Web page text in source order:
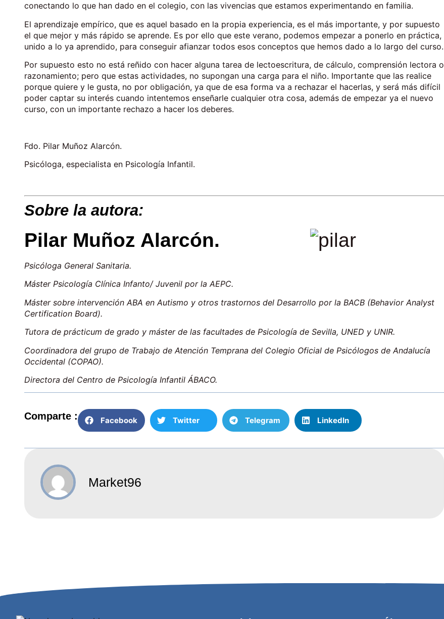
conectando lo que han dado en el colegio, con las vivencias que estamos experimentando en familia.
El aprendizaje empírico, que es aquel basado en la propia experiencia, es el más importante, y por supuesto
el que mejor y más rápido se aprende. Es por ello que este verano, podemos empezar a ponerlo en práctica,
unido a lo ya aprendido, para conseguir afianzar todos esos conceptos que hemos dado a lo largo del curso.
Por supuesto esto no está reñido con hacer alguna tarea de lectoescritura, de cálculo, comprensión lectora o
razonamiento; pero que estas actividades, no supongan una carga para el niño. Importante que las realice
porque quiere y le gusta, no por obligación, ya que de esa forma va a rechazar el hacerlas, y será más difícil
poder captar su interés cuando intentemos enseñarle cualquier otra cosa, además de empezar ya el nuevo
curso, con un importante rechazo a hacer los deberes.
Fdo. Pilar Muñoz Alarcón.
Psicóloga, especialista en Psicología Infantil.
Sobre la autora:
Pilar Muñoz Alarcón.
Psicóloga General Sanitaria.
Máster Psicología Clínica Infanto/ Juvenil por la AEPC.
Máster sobre intervención ABA en Autismo y otros trastornos del Desarrollo por la BACB (Behavior Analyst
Certification Board).
Tutora de prácticum de grado y máster de las facultades de Psicología de Sevilla, UNED y UNIR.
Coordinadora del grupo de Trabajo de Atención Temprana del Colegio Oficial de Psicólogos de Andalucía
Occidental (COPAO).
Directora del Centro de Psicología Infantil ÁBACO.
Comparte : Facebook Twitter Telegram LinkedIn
Market96